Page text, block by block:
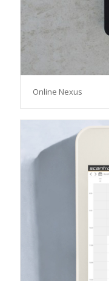
Online Nexus